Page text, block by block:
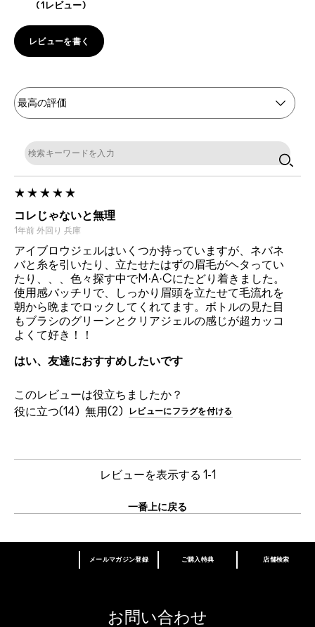
1レビュー
レビューを書く
コレじゃないと無理
1年前 外回り 兵庫
アイブロウジェルはいくつか持っていますが、ネバネ
バと糸を引いたり、立たせたはずの眉毛がヘタってい
たり、、、色々探す中でM·A·Cにたどり着きました。
使用感バッチリで、しっかり眉頭を立たせて毛流れを
朝から晩までロックしてくれてます。ボトルの見た目
もブラシのグリーンとクリアジェルの感じが超カッコ
よくて好き！！
はい、友達におすすめしたいです
このレビューは役立ちましたか？
14
2 レビューにフラグを付ける
レビューを表示する 1-1
一番上に戻る
あなたはM･A･Cラバー ロイヤリティ プログ
登録後の初回購入時に10%OFF
メールマガジン登録 ご購入特典 店舗検索
お問い合わせ